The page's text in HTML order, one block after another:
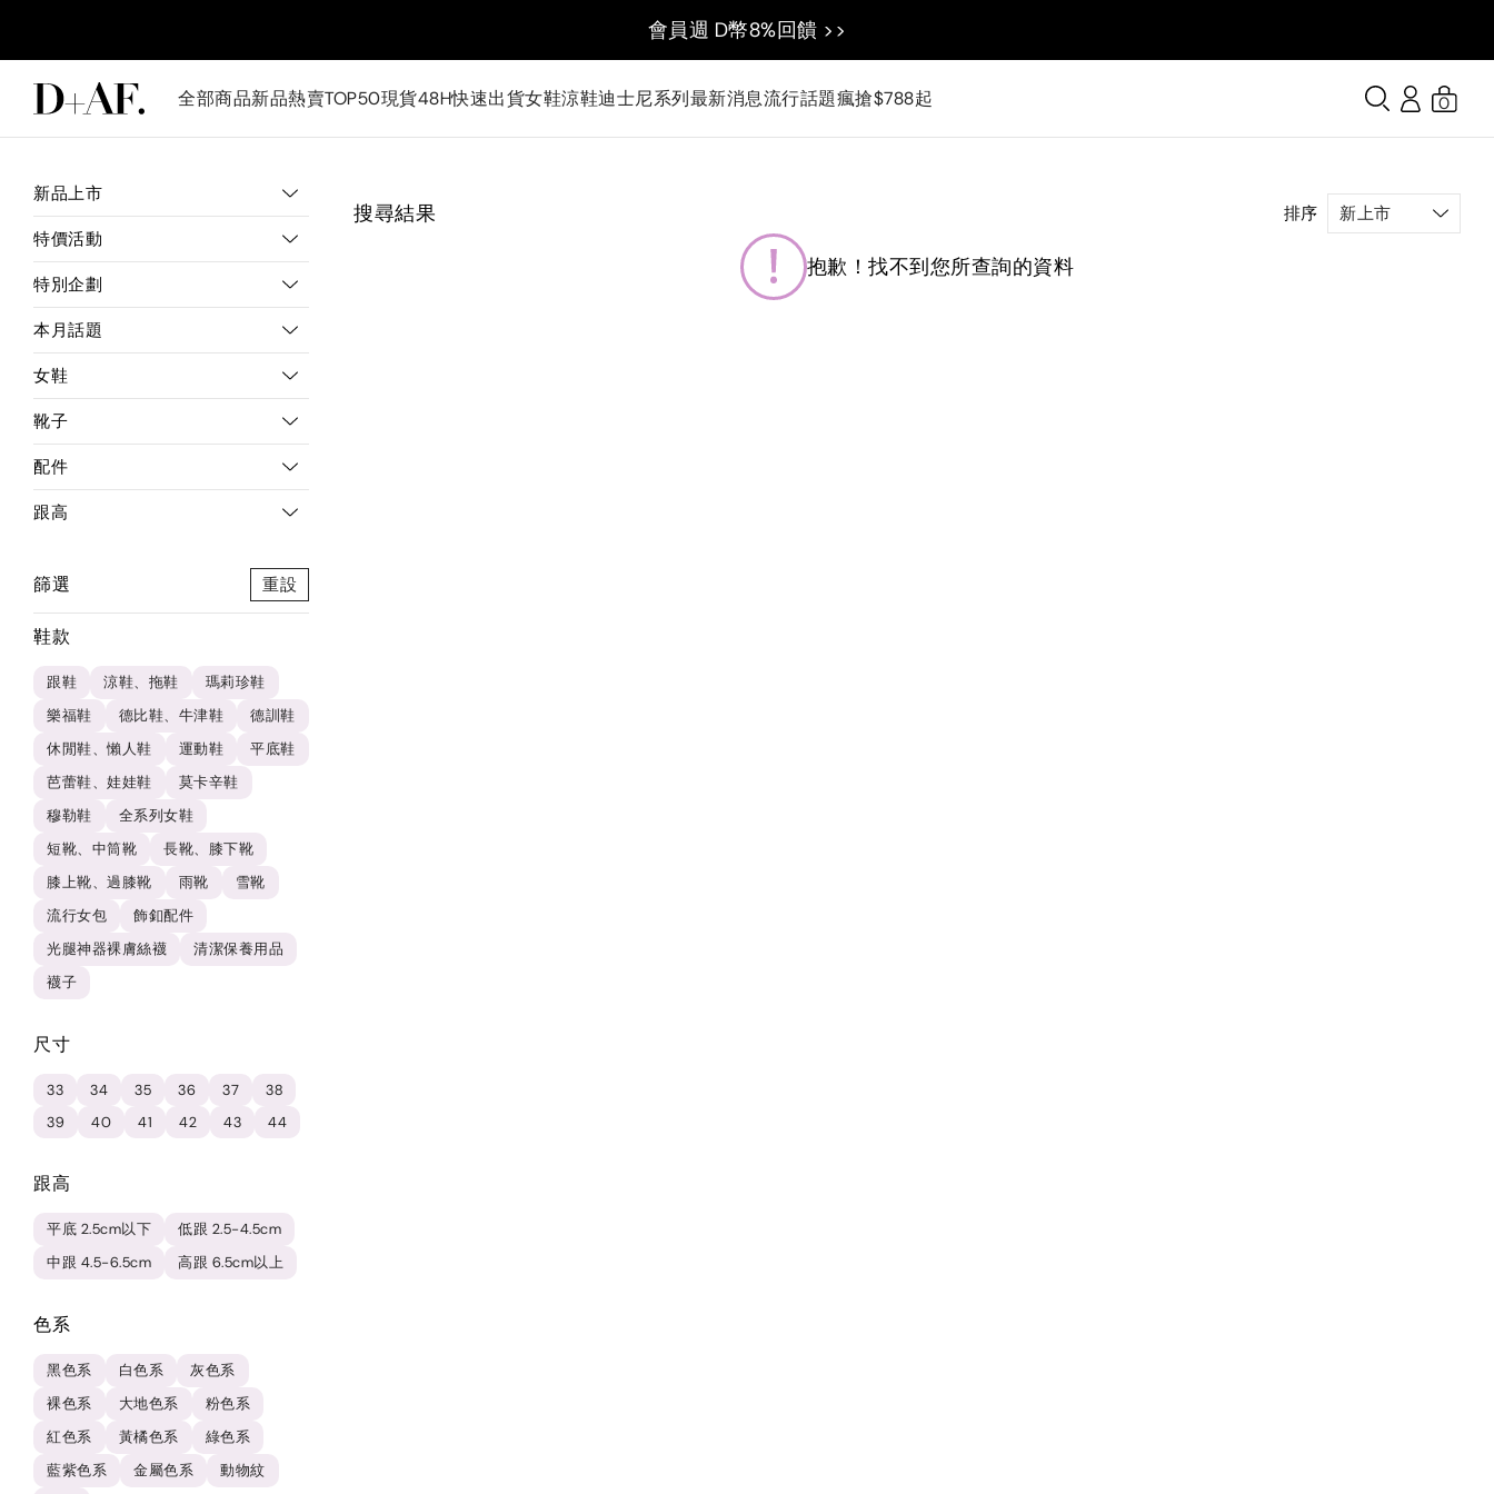
會員週 D幣8%回饋 >>
全部商品新品熱賣TOP50現貨48H快速出貨女鞋涼鞋迪士尼系列最新消息流行話題瘋搶$788起 0
新品上市
特價活動
特別企劃
本月話題
女鞋
靴子
配件
跟高
篩選 重設
鞋款
跟鞋 涼鞋、拖鞋
瑪莉珍鞋
樂福鞋
德比鞋、牛津鞋
德訓鞋
休閒鞋、懶人鞋
運動鞋
平底鞋
芭蕾鞋、娃娃鞋
莫卡辛鞋
穆勒鞋
全系列女鞋
短靴、中筒靴
長靴、膝下靴
膝上靴、過膝靴
雨靴
雪靴
流行女包
飾釦配件
光腿神器裸膚絲襪
清潔保養用品
襪子
尺寸
33 34 35 36 37
38
39
40 41 42 43 44
跟高
平底 2.5cm以下
低跟 2.5-4.5cm
中跟 4.5-6.5cm
高跟 6.5cm以上
色系
黑色系 白色系
灰色系
裸色系
大地色系
粉色系
紅色系
黃橘色系
綠色系
藍紫色系
金屬色系 動物紋
搜尋結果 排序
抱歉！找不到您所查詢的資料